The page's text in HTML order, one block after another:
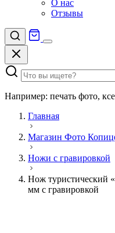
О нас
Отзывы
Например: печать фото,
Главная
Магазин Фото
Ножи с гравировкой
Нож туристический
мм с гравировкой